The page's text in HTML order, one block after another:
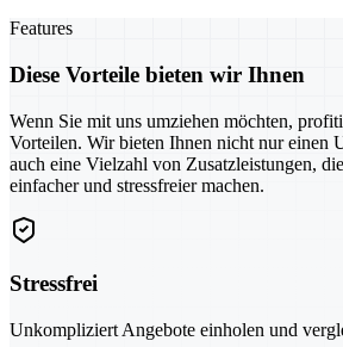
Features
Diese Vorteile bieten wir Ihnen
Wenn Sie mit uns umziehen möchten,
Vorteilen. Wir bieten Ihnen nicht nur einen
auch eine Vielzahl von Zusatzleistungen,
einfacher und stressfreier machen.
Stressfrei
Unkompliziert Angebote einholen und